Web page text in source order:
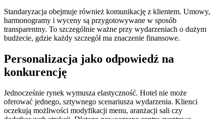
Standaryzacja obejmuje również komunikację z klientem. Umowy,
harmonogramy i wyceny są przygotowywane w sposób
transparentny. To szczególnie ważne przy wydarzeniach o dużym
budżecie, gdzie każdy szczegół ma znaczenie finansowe.
Personalizacja jako odpowiedź na
konkurencję
Jednocześnie rynek wymusza elastyczność. Hotel nie może
oferować jednego, sztywnego scenariusza wydarzenia. Klienci
oczekują możliwości modyfikacji menu, aranżacji sali czy